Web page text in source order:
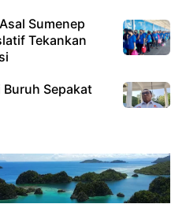
Sumenep
Tekankan
Sepakat